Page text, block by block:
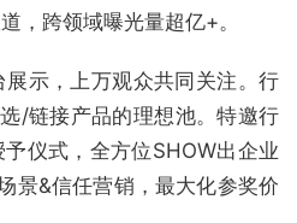
，跨领域曝光量超亿+。
展示，上万观众共同关注。行
/链接产品的理想池。特邀行
仪式，全方位SHOW出企业
景&信任营销，最大化参奖价